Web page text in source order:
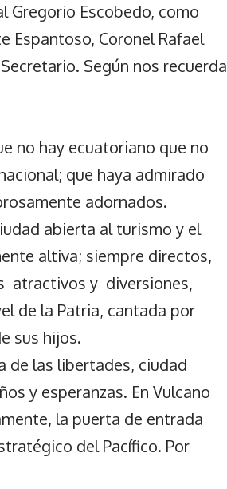
Gregorio Escobedo, como
Espantoso, Coronel Rafael
Según nos recuerda
no hay ecuatoriano que no
que haya admirado
adornados.
abierta al turismo y el
altiva; siempre directos,
atractivos y diversiones,
de la Patria, cantada por
sus hijos.
de las libertades, ciudad
y esperanzas. En Vulcano
la puerta de entrada
del Pacífico. Por